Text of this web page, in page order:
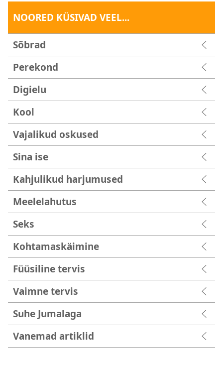
NOORED KÜSIVAD VEEL...
Sõbrad
Perekond
Digielu
Kool
Vajalikud oskused
Sina ise
Kahjulikud harjumused
Meelelahutus
Seks
Kohtamaskäimine
Füüsiline tervis
Vaimne tervis
Suhe Jumalaga
Vanemad artiklid